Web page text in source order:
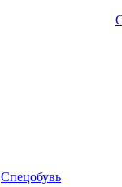
Спецобувь